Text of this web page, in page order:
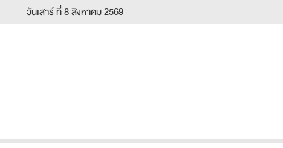
วันเสาร์ ที่ 8 สิงหาคม 2569